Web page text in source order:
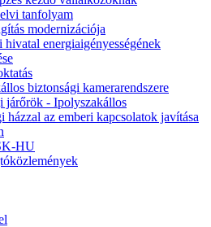
tanfolyam
modernizációja
hivatal energiaigényességének
biztonsági kamerarendszere
járőrök - Ipolyszakállos
házzal az emberi kapcsolatok javítása
HU